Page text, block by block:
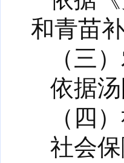
和青苗
（三
依据
（四
社会